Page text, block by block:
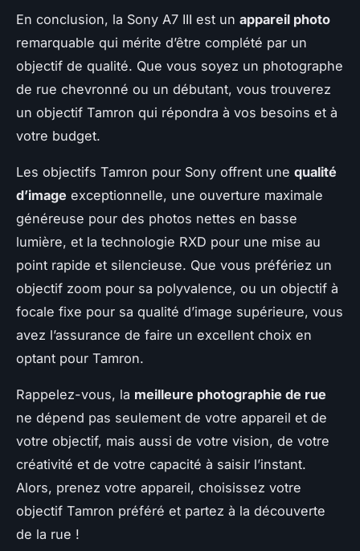
En conclusion, la Sony A7 III est un appareil photo
remarquable qui mérite d’être complété par un
objectif de qualité. Que vous soyez un photographe
de rue chevronné ou un débutant, vous trouverez
un objectif Tamron qui répondra à vos besoins et à
votre budget.
Les objectifs Tamron pour Sony offrent une qualité
d’image exceptionnelle, une ouverture maximale
généreuse pour des photos nettes en basse
lumière, et la technologie RXD pour une mise au
point rapide et silencieuse. Que vous préfériez un
objectif zoom pour sa polyvalence, ou un objectif à
focale fixe pour sa qualité d’image supérieure, vous
avez l’assurance de faire un excellent choix en
optant pour Tamron.
Rappelez-vous, la meilleure photographie de rue
ne dépend pas seulement de votre appareil et de
votre objectif, mais aussi de votre vision, de votre
créativité et de votre capacité à saisir l’instant.
Alors, prenez votre appareil, choisissez votre
objectif Tamron préféré et partez à la découverte
de la rue !